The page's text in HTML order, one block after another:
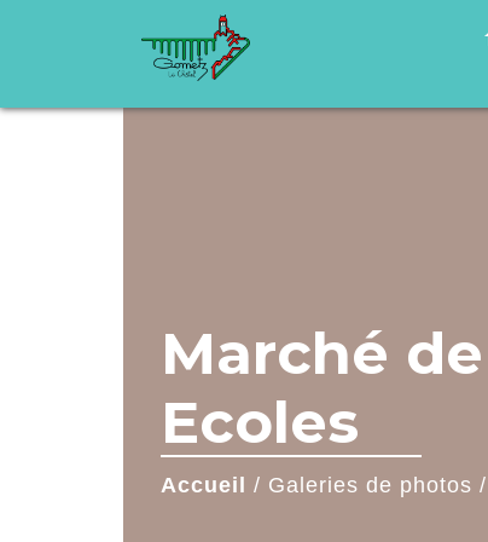
Marché
Ecoles
Accueil / Galeries de photos /